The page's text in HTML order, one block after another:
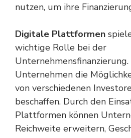
nutzen, um ihre
Digitale Plattformen
wichtige Rolle bei der
Unternehmen die
von verschiedenen
beschaffen. Durch den
Plattformen können
Reichweite erweitern,